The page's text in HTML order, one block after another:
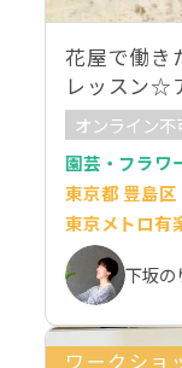
花屋で働き
レッスン☆
オンライン不
園芸・フラワ
東京都 豊島区
東京メトロ有
下坂の
ワークショ